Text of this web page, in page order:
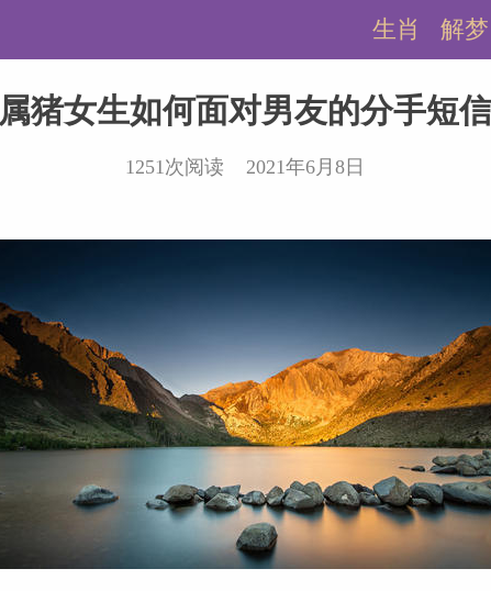
解梦
生肖
属猪女生如何面对男友的分手短信
1251次阅读 2021年6月8日